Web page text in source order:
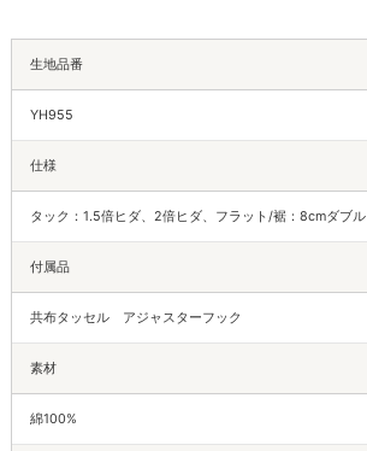
生地品番
YH955
仕様
タック：1.5倍ヒダ、2倍ヒダ、フラット/裾：8cmダブル
付属品
共布タッセル アジャスターフック
素材
綿100%